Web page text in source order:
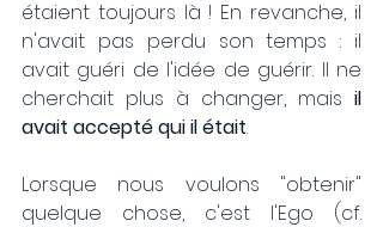
étaient toujours là ! En revanche, il
n'avait pas perdu son temps : il
avait guéri de l'idée de guérir. Il ne
cherchait plus à changer, mais il
avait accepté qui il était.
Lorsque nous voulons "obtenir"